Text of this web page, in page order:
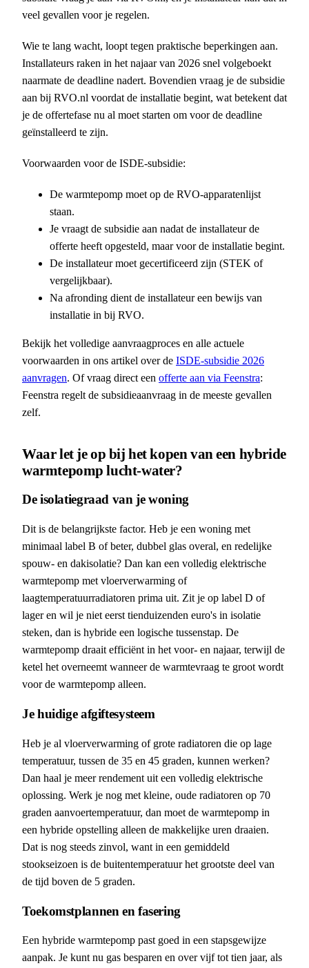
veel gevallen voor je regelen.
Wie te lang wacht, loopt tegen praktische beperkingen aan.
Installateurs raken in het najaar van 2026 snel volgeboekt
naarmate de deadline nadert. Bovendien vraag je de subsidie
aan bij RVO.nl voordat de installatie begint, wat betekent dat
je de offertefase nu al moet starten om voor de deadline
geïnstalleerd te zijn.
Voorwaarden voor de ISDE-subsidie:
De warmtepomp moet op de RVO-apparatenlijst
staan.
Je vraagt de subsidie aan nadat de installateur de
offerte heeft opgesteld, maar voor de installatie begint.
De installateur moet gecertificeerd zijn (STEK of
vergelijkbaar).
Na afronding dient de installateur een bewijs van
installatie in bij RVO.
Bekijk het volledige aanvraagproces en alle actuele
voorwaarden in ons artikel over de ISDE-subsidie 2026
aanvragen. Of vraag direct een offerte aan via Feenstra:
Feenstra regelt de subsidieaanvraag in de meeste gevallen
zelf.
Waar let je op bij het kopen van een hybride
warmtepomp lucht-water?
De isolatiegraad van je woning
Dit is de belangrijkste factor. Heb je een woning met
minimaal label B of beter, dubbel glas overal, en redelijke
spouw- en dakisolatie? Dan kan een volledig elektrische
warmtepomp met vloerverwarming of
laagtemperatuurradiatoren prima uit. Zit je op label D of
lager en wil je niet eerst tienduizenden euro's in isolatie
steken, dan is hybride een logische tussenstap. De
warmtepomp draait efficiënt in het voor- en najaar, terwijl de
ketel het overneemt wanneer de warmtevraag te groot wordt
voor de warmtepomp alleen.
Je huidige afgiftesysteem
Heb je al vloerverwarming of grote radiatoren die op lage
temperatuur, tussen de 35 en 45 graden, kunnen werken?
Dan haal je meer rendement uit een volledig elektrische
oplossing. Werk je nog met kleine, oude radiatoren op 70
graden aanvoertemperatuur, dan moet de warmtepomp in
een hybride opstelling alleen de makkelijke uren draaien.
Dat is nog steeds zinvol, want in een gemiddeld
stookseizoen is de buitentemperatuur het grootste deel van
de tijd boven de 5 graden.
Toekomstplannen en fasering
Een hybride warmtepomp past goed in een stapsgewijze
aanpak. Je kunt nu gas besparen en over vijf tot tien jaar, als